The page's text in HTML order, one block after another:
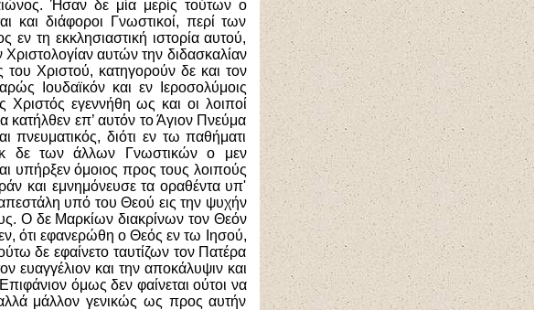
Ήσαν δε μία μερίς τούτων ο
και διάφοροι Γνωστικοί, περί των
εν τη εκκλησιαστική ιστορία αυτού,
αυτών την διδασκαλίαν
Χριστού, κατηγορούν δε και τον
Ιουδαϊκόν και εν Ιεροσολύμοις
Χριστός εγεννήθη ως και οι λοιποί
κατήλθεν επ’ αυτόν το Άγιον Πνεύμα
πνευματικός, διότι εν τω παθήματι
δε των άλλων Γνωστικών ο μεν
υπήρξεν όμοιος προς τους λοιπούς
και εμνημόνευσε τα οραθέντα υπ'
υπό του Θεού εις την ψυχήν
Ο δε Μαρκίων διακρίνων τον Θεόν
ότι εφανερώθη ο Θεός εν τω Ιησού,
δε εφαίνετο ταυτίζων τον Πατέρα
ευαγγέλιον και την αποκάλυψιν και
όμως δεν φαίνεται ούτοι να
μάλλον γενικώς ως προς αυτήν